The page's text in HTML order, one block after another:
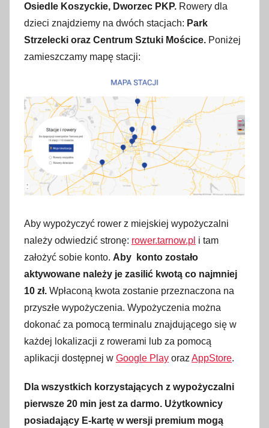
Osiedle Koszyckie, Dworzec PKP. Rowery dla
dzieci znajdziemy na dwóch stacjach: Park
Strzelecki oraz Centrum Sztuki Mościce. Poniżej
zamieszczamy mapę stacji:
Aby wypożyczyć rower z miejskiej wypożyczalni
należy odwiedzić stronę: rower.tarnow.pl i tam
założyć sobie konto. Aby konto zostało
aktywowane należy je zasilić kwotą co najmniej
10 zł. Wpłaconą kwota zostanie przeznaczona na
przyszłe wypożyczenia. Wypożyczenia można
dokonać za pomocą terminalu znajdującego się w
każdej lokalizacji z rowerami lub za pomocą
aplikacji dostępnej w Google Play oraz AppStore.
Dla wszystkich korzystających z wypożyczalni
pierwsze 20 min jest za darmo. Użytkownicy
posiadający E-kartę w wersji premium mogą